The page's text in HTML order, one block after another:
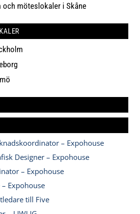
och möteslokaler i Skåne
– Expohouse
Designer – Expohouse
– Expohouse
Expohouse
till Five